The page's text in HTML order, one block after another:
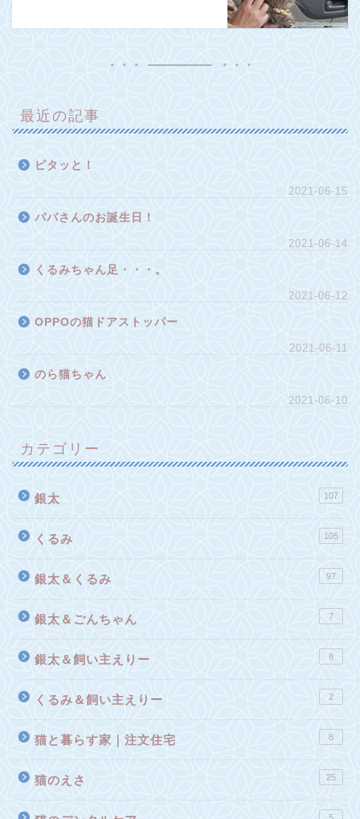
最近の記事
ピタッと！
2021-06-15
パパさんのお誕生日！
2021-06-14
くるみちゃん足・・・。
2021-06-12
OPPOの猫ドアストッパー
2021-06-11
のら猫ちゃん
2021-06-10
カテゴリー
銀太 107
くるみ 105
銀太＆くるみ 97
銀太＆ごんちゃん 7
銀太＆飼い主えりー 8
くるみ＆飼い主えりー 2
猫と暮らす家｜注文住宅 8
猫のえさ 25